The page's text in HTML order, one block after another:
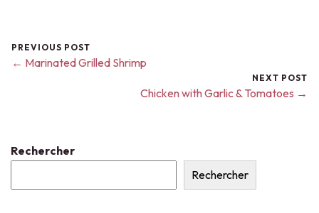
PREVIOUS POST
← Marinated Grilled Shrimp
NEXT POST
Chicken with Garlic & Tomatoes →
Rechercher
Rechercher